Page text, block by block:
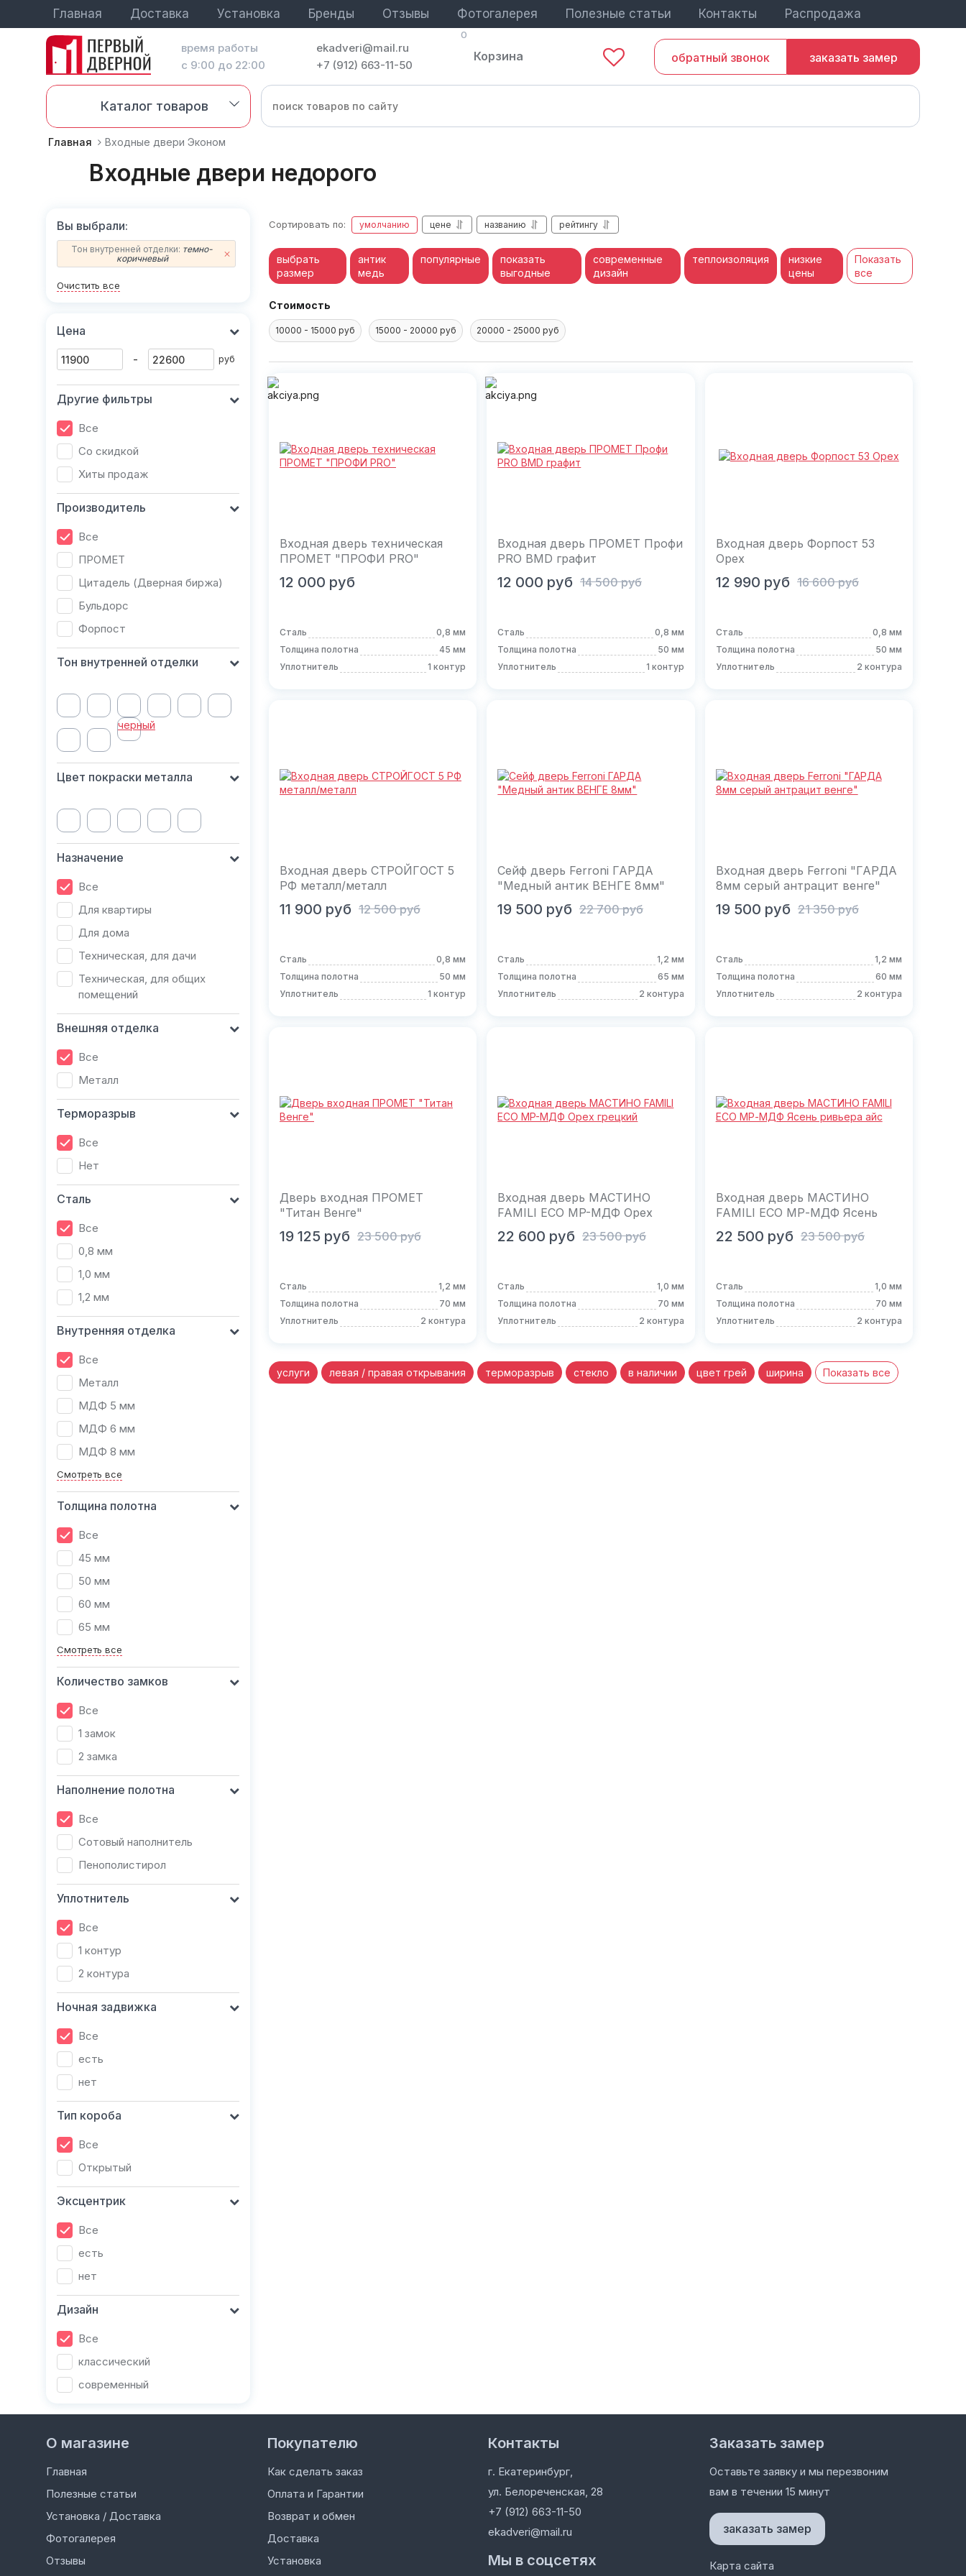
Главная Доставка Установка Бренды Отзывы Фотогалерея Полезные статьи Контакты Распродажа
время работы
с 9:00 до 22:00
ekadveri@mail.ru
+7 (912) 663-11-50
0
Корзина обратный звонок заказать замер
Каталог товаров
Главная Входные двери Эконом
Входные двери недорого
Вы выбрали:
Тон внутренней отделки: темно-
коричневый
Очистить все
Цена
-
руб
Другие фильтры
Все
Со скидкой
Хиты продаж
Производитель
Все
ПРОМЕТ
Цитадель (Дверная биржа)
Бульдорс
Форпост
Тон внутренней отделки
черный
Цвет покраски металла
Назначение
Все
Для квартиры
Для дома
Техническая, для дачи
Техническая, для общих
помещений
Внешняя отделка
Все
Металл
Терморазрыв
Все
Нет
Сталь
Все
0,8 мм
1,0 мм
1,2 мм
Внутренняя отделка
Все
Металл
МДФ 5 мм
МДФ 6 мм
МДФ 8 мм
Смотреть все
Толщина полотна
Все
45 мм
50 мм
60 мм
65 мм
Смотреть все
Количество замков
Все
1 замок
2 замка
Наполнение полотна
Все
Сотовый наполнитель
Пенополистирол
Уплотнитель
Все
1 контур
2 контура
Ночная задвижка
Все
есть
нет
Тип короба
Все
Открытый
Эксцентрик
Все
есть
нет
Дизайн
Все
классический
современный
Сортировать по: умолчанию цене названию рейтингу
выбрать
размер
антик
медь
популярные
показать
выгодные
современные
дизайн
теплоизоляция
низкие
цены
Показать
все
Стоимость
10000 - 15000 руб 15000 - 20000 руб 20000 - 25000 руб
Входная дверь техническая
ПРОМЕТ "ПРОФИ PRO"
В корзину
12 000 руб
Сталь
0,8 мм
Толщина полотна
45 мм
Уплотнитель
1 контур
Входная дверь ПРОМЕТ Профи
PRO BMD графит
В корзину
12 000 руб 14 500 руб
Сталь
0,8 мм
Толщина полотна
50 мм
Уплотнитель
1 контур
Входная дверь Форпост 53
Орех
В корзину
12 990 руб 16 600 руб
Сталь
0,8 мм
Толщина полотна
50 мм
Уплотнитель
2 контура
Входная дверь СТРОЙГОСТ 5
РФ металл/металл
В корзину
11 900 руб 12 500 руб
Сталь
0,8 мм
Толщина полотна
50 мм
Уплотнитель
1 контур
Сейф дверь Ferroni ГАРДА
"Медный антик ВЕНГЕ 8мм"
В корзину
19 500 руб 22 700 руб
Сталь
1,2 мм
Толщина полотна
65 мм
Уплотнитель
2 контура
Входная дверь Ferroni "ГАРДА
8мм серый антрацит венге"
В корзину
19 500 руб 21 350 руб
Сталь
1,2 мм
Толщина полотна
60 мм
Уплотнитель
2 контура
Дверь входная ПРОМЕТ
"Титан Венге"
В корзину
19 125 руб 23 500 руб
Сталь
1,2 мм
Толщина полотна
70 мм
Уплотнитель
2 контура
Входная дверь МАСТИНО
FAMILI ECO MP-МДФ Орех
грецкий
В корзину
22 600 руб 23 500 руб
Сталь
1,0 мм
Толщина полотна
70 мм
Уплотнитель
2 контура
Входная дверь МАСТИНО
FAMILI ECO МР-МДФ Ясень
ривьера айс
В корзину
22 500 руб 23 500 руб
Сталь
1,0 мм
Толщина полотна
70 мм
Уплотнитель
2 контура
услуги левая / правая открывания терморазрыв стекло в наличии цвет грей ширина Показать все
О магазине
Главная
Полезные статьи
Установка / Доставка
Фотогалерея
Отзывы
Покупателю
Как сделать заказ
Оплата и Гарантии
Возврат и обмен
Доставка
Установка
Контакты
г. Екатеринбург,
ул. Белореченская, 28
+7 (912) 663-11-50
ekadveri@mail.ru
Мы в соцсетях
Заказать замер
Оставьте заявку и мы перезвоним
вам в течении 15 минут
заказать замер
Карта сайта